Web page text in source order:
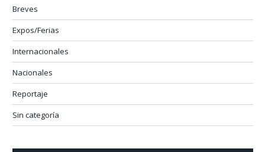
Breves
Expos/Ferias
Internacionales
Nacionales
Reportaje
Sin categoría